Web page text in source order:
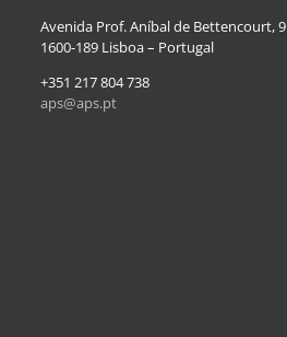
Avenida Prof. Aníbal de Bettencourt, 9
1600-189 Lisboa – Portugal
+351 217 804 738
aps@aps.pt